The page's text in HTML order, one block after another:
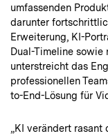
umfassenden
darunter
Erweiterung, KI-
Dual-Timeline sowie
unterstreicht das
professionellen
to-End-Lösung für
„KI verändert rasant